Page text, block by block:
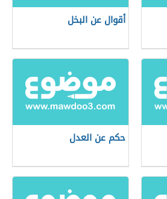
أقوال عن البخل
حكم عن العدل